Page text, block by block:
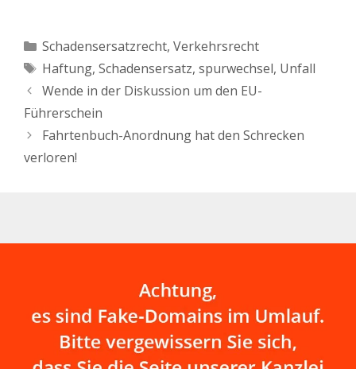
abgibt (bzw. dessen Kfz-
Haftpflichtversicherung),
sich aus der Tatsache
der Abgabe der Erklärung
ergeben kann. Es kommt
ziemlich häufig vor: noch
Kategorien
Schadensersatzrecht, Verkehrsrecht
Schlagwörter
Haftung, Schadensersatz, spurwechsel, Unfall
Wende in der Diskussion um den EU-
Führerschein
Fahrtenbuch-Anordnung hat den Schrecken
verloren!